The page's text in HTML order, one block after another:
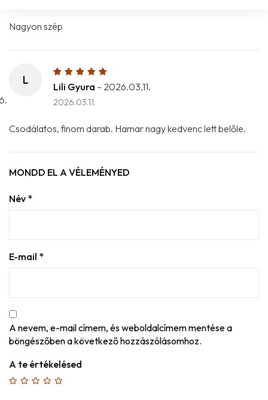
Nagyon szép
L
Lili Gyura – 2026.03.11.
2026.03.11.
Csodálatos, finom darab. Hamar nagy kedvenc lett belőle.
MONDD EL A VÉLEMÉNYED
Név *
E-mail *
A nevem, e-mail címem, és weboldalcímem mentése a
böngészőben a következő hozzászólásomhoz.
A te értékelésed